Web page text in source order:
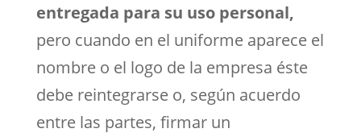
entregada para su uso personal,
pero cuando en el uniforme aparece el
nombre o el logo de la empresa éste
debe reintegrarse o, según acuerdo
entre las partes, firmar un